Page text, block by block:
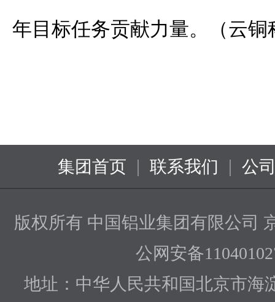
年目标任务贡献力量。（云铜
集团首页 | 联系我们 | 公
版权所有 中国铝业集团有限公司
公网安备
地址：中华人民共和国北京市海